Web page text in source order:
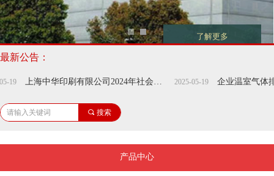
了解更多
2025-05-19
上海中华印刷有限公司2024年社会责任报告 企业温室气体排放报
最新公告：
끠 搜索
产品中心